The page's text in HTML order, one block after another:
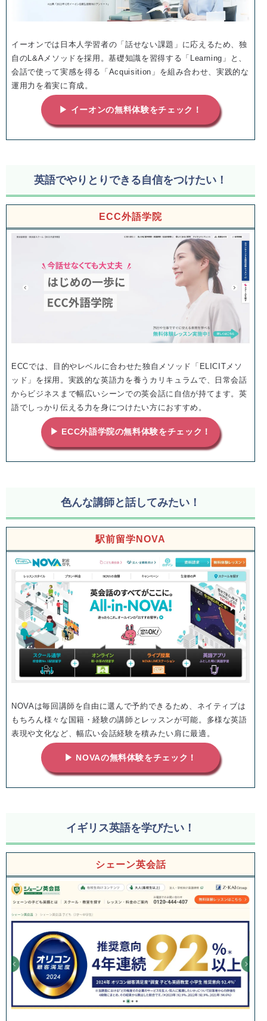
イーオンでは日本人学習者の「話せない課題」に応えるため、独
自のL&Aメソッドを採用。基礎知識を習得する「Learning」と、
会話で使って実感を得る「Acquisition」を組み合わせ、実践的な
運用力を着実に育成。
▶ イーオンの無料体験をチェック！
英語でやりとりできる自信をつけたい！
ECC外語学院
ECCでは、目的やレベルに合わせた独自メソッド「ELICITメソ
ッド」を採用。実践的な英語力を養うカリキュラムで、日常会話
からビジネスまで幅広いシーンでの英会話に自信が持てます。英
語でしっかり伝える力を身につけたい方におすすめ。
▶ ECC外語学院の無料体験をチェック！
色んな講師と話してみたい！
駅前留学NOVA
NOVAは毎回講師を自由に選んで予約できるため、ネイティブは
もちろん様々な国籍・経験の講師とレッスンが可能。多様な英語
表現や文化など、幅広い会話経験を積みたい肩に最適。
▶ NOVAの無料体験をチェック！
イギリス英語を学びたい！
シェーン英会話